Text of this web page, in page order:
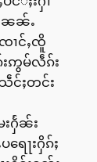
ၼၼ်ႉ
ၢင်ႇၸိူ
းဢွမ်လဵၵ်း
င်ႈတင်း
ႁႅၼ်း
ေႃးႁိၵ်ႈ